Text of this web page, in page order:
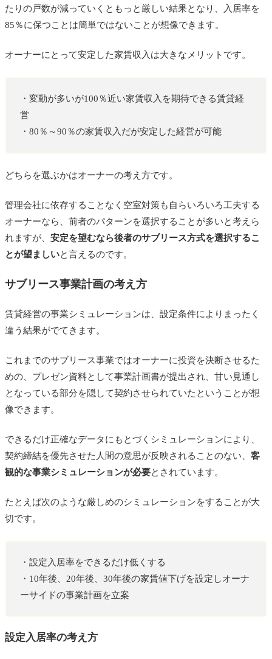
たりの戸数が減っていくともっと厳しい結果となり、入居率を
85％に保つことは簡単ではないことが想像できます。
オーナーにとって安定した家賃収入は大きなメリットです。
・変動が多いが100％近い家賃収入を期待できる賃貸経
営
・80％～90％の家賃収入だが安定した経営が可能
どちらを選ぶかはオーナーの考え方です。
管理会社に依存することなく空室対策も自らいろいろ工夫する
オーナーなら、前者のパターンを選択することが多いと考えら
れますが、 安定を望むなら後者のサブリース方式を選択するこ
とが望ましいと言えるのです。
サブリース事業計画の考え方
賃貸経営の事業シミュレーションは、設定条件によりまったく
違う結果がでてきます。
これまでのサブリース事業ではオーナーに投資を決断させるた
めの、プレゼン資料として事業計画書が提出され、甘い見通し
となっている部分を隠して契約させられていたということが想
像できます。
できるだけ正確なデータにもとづくシミュレーションにより、
契約締結を優先させた人間の意思が反映されることのない、 客
観的な事業シミュレーションが必要とされています。
たとえば次のような厳しめのシミュレーションをすることが大
切です。
・設定入居率をできるだけ低くする
・10年後、20年後、30年後の家賃値下げを設定しオーナ
ーサイドの事業計画を立案
設定入居率の考え方